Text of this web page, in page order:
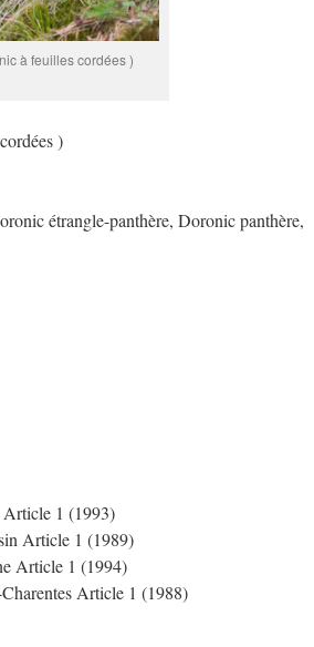
à feuilles cordées )
)
étrangle-panthère, Doronic panthère,
Article 1 (1993)
Article 1 (1989)
Article 1 (1994)
Article 1 (1988)